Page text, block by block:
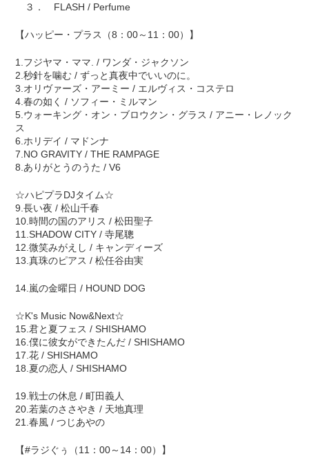
３． FLASH / Perfume
【ハッピー・プラス（8：00～11：00）】
1.フジヤマ・ママ. / ワンダ・ジャクソン
2.秒針を噛む / ずっと真夜中でいいのに。
3.オリヴァーズ・アーミー / エルヴィス・コステロ
4.春の如く / ソフィー・ミルマン
5.ウォーキング・オン・ブロウクン・グラス / アニー・レノック
ス
6.ホリデイ / マドンナ
7.NO GRAVITY / THE RAMPAGE
8.ありがとうのうた / V6
☆ハピプラDJタイム☆
9.長い夜 / 松山千春
10.時間の国のアリス / 松田聖子
11.SHADOW CITY / 寺尾聰
12.微笑みがえし / キャンディーズ
13.真珠のピアス / 松任谷由実
14.嵐の金曜日 / HOUND DOG
☆K's Music Now&Next☆
15.君と夏フェス / SHISHAMO
16.僕に彼女ができたんだ / SHISHAMO
17.花 / SHISHAMO
18.夏の恋人 / SHISHAMO
19.戦士の休息 / 町田義人
20.若葉のささやき / 天地真理
21.春風 / つじあやの
【#ラジぐぅ（11：00～14：00）】